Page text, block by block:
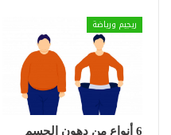
ريجيم ورياضة
6 أنواع من دهون الجسم